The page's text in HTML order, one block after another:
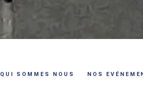
QUI SOMMES NOUS NOS